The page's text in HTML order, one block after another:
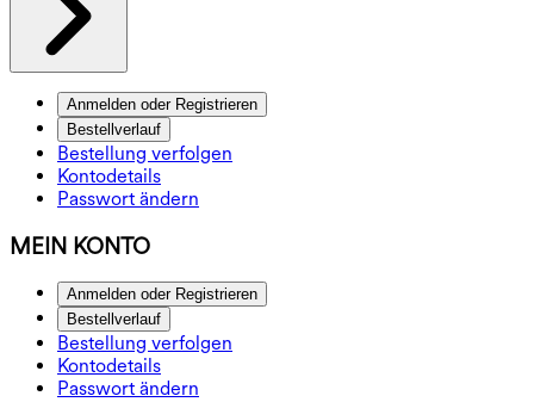
Anmelden oder Registrieren
Bestellverlauf
Bestellung verfolgen
Kontodetails
Passwort ändern
MEIN KONTO
Anmelden oder Registrieren
Bestellverlauf
Bestellung verfolgen
Kontodetails
Passwort ändern